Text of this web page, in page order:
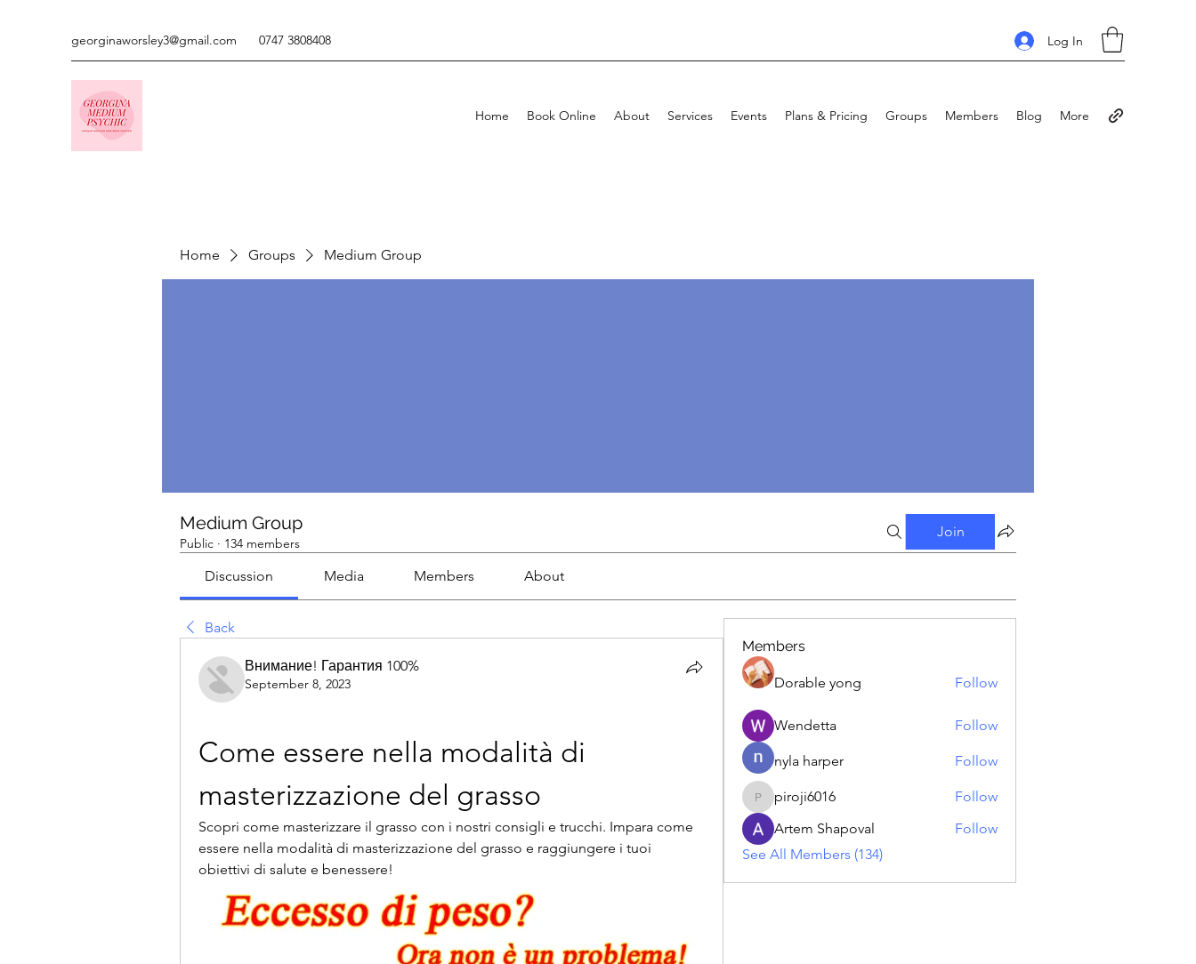
georginaworsley3@gmail.com 0747 3808408 Log In
Home Book Online About Services Events Plans & Pricing Groups Members Blog More
Home Groups Medium Group
Medium Group
Public · 134 members
Join
Discussion Media Members About
Back
Внимание! Гарантия 100%
September 8, 2023
Come essere nella modalità di
masterizzazione del grasso
Scopri come masterizzare il grasso con i nostri consigli e trucchi. Impara come
essere nella modalità di masterizzazione del grasso e raggiungere i tuoi
obiettivi di salute e benessere!
Members
Dorable yong Follow
Wendetta Follow
nyla harper Follow
piroji6016
piroji6016
Follow
Artem Shapoval
Follow
See All Members (134)